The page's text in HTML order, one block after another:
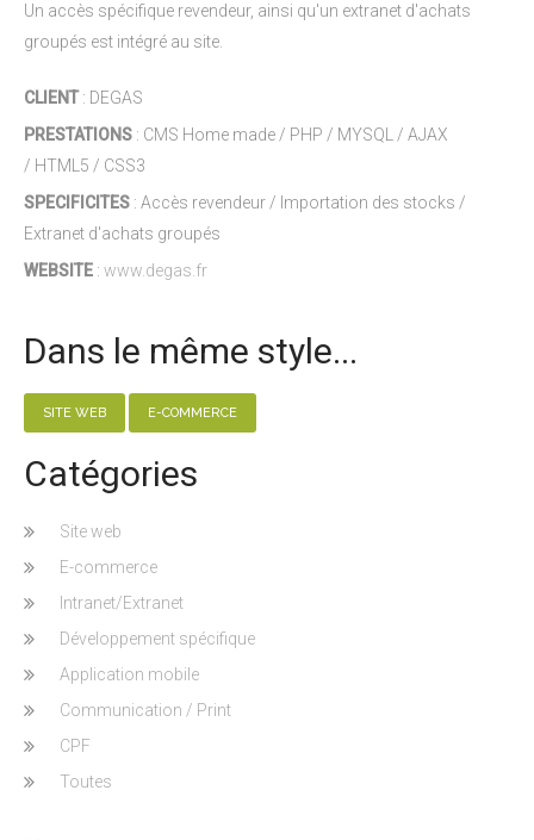
Un accès spécifique revendeur, ainsi qu'un extranet d'achats
groupés est intégré au site.
CLIENT: DEGAS
PRESTATIONS : CMS Home made / PHP / MYSQL / AJAX
/ HTML5 / CSS3
SPECIFICITES : Accès revendeur / Importation des stocks /
Extranet d'achats groupés
WEBSITE : www.degas.fr
Dans le même style...
SITE WEB E-COMMERCE
Catégories
Site web
E-commerce
Intranet/Extranet
Développement spécifique
Application mobile
Communication / Print
CPF
Toutes